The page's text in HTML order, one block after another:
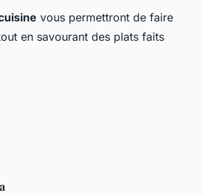
vous permettront de faire
en savourant des plats faits